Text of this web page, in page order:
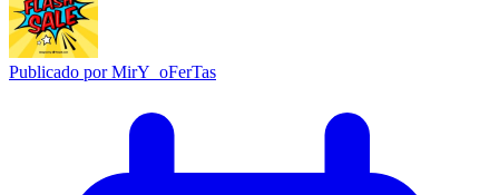
Publicado porMirY_oFerTas